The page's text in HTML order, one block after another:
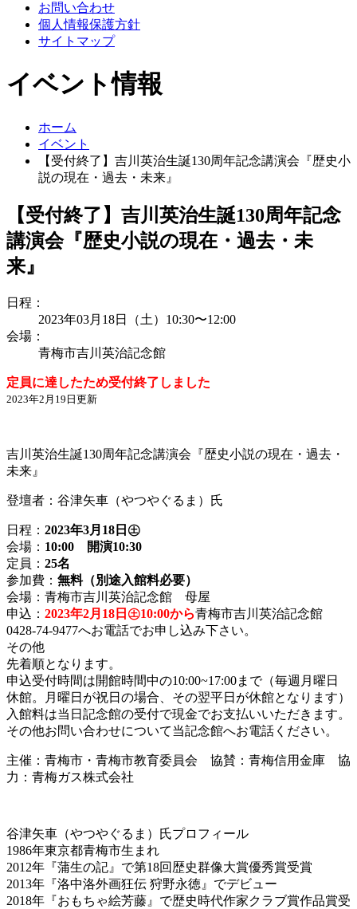
お問い合わせ
個人情報保護方針
サイトマップ
イベント情報
ホーム
イベント
【受付終了】吉川英治生誕130周年記念講演会『歴史小
説の現在・過去・未来』
【受付終了】吉川英治生誕130周年記念
講演会『歴史小説の現在・過去・未
来』
日程：
2023年03月18日（土）10:30〜12:00
会場：
青梅市吉川英治記念館
定員に達したため受付終了しました
2023年2月19日更新
吉川英治生誕130周年記念講演会『歴史小説の現在・過去・
未来』
登壇者：谷津矢車（やつやぐるま）氏
日程： 2023年3月18日㊏
会場： 10:00 開演10:30
定員： 25名
参加費： 無料（別途入館料必要）
会場：青梅市吉川英治記念館 母屋
申込： 2023年2月18日㊏10:00から青梅市吉川英治記念館
0428-74-9477へお電話でお申し込み下さい。
その他
先着順となります。
申込受付時間は開館時間中の10:00~17:00まで（毎週月曜日
休館。月曜日が祝日の場合、その翌平日が休館となります）
入館料は当日記念館の受付で現金でお支払いいただきます。
その他お問い合わせについて当記念館へお電話ください。
主催：青梅市・青梅市教育委員会 協賛：青梅信用金庫 協
力：青梅ガス株式会社
谷津矢車（やつやぐるま）氏プロフィール
1986年東京都青梅市生まれ
2012年『蒲生の記』で第18回歴史群像大賞優秀賞受賞
2013年『洛中洛外画狂伝 狩野永徳』でデビュー
2018年『おもちゃ絵芳藤』で歴史時代作家クラブ賞作品賞受